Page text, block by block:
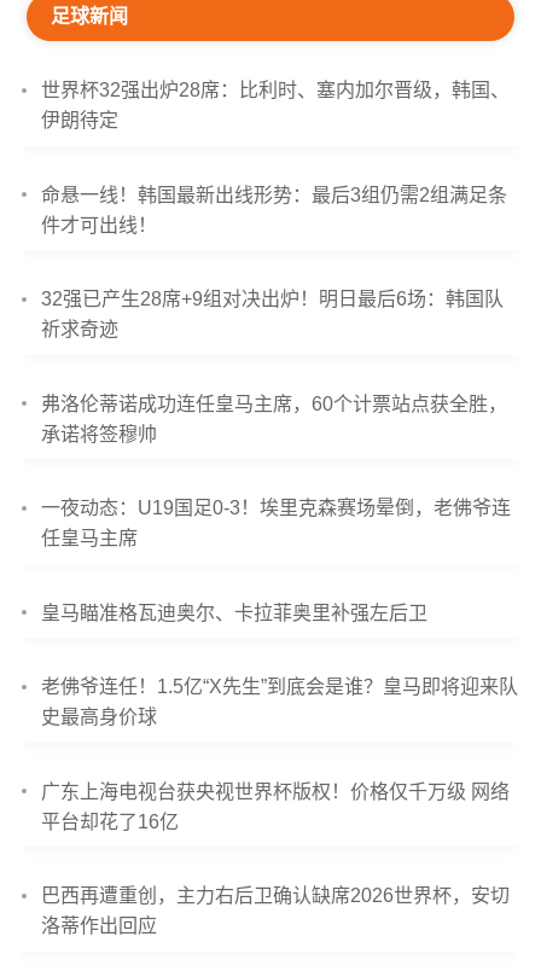
足球新闻
世界杯32强出炉28席：比利时、塞内加尔晋级，韩国、
伊朗待定
命悬一线！韩国最新出线形势：最后3组仍需2组满足条
件才可出线！
32强已产生28席+9组对决出炉！明日最后6场：韩国队
祈求奇迹
弗洛伦蒂诺成功连任皇马主席，60个计票站点获全胜，
承诺将签穆帅
一夜动态：U19国足0-3！埃里克森赛场晕倒，老佛爷连
任皇马主席
皇马瞄准格瓦迪奥尔、卡拉菲奥里补强左后卫
老佛爷连任！1.5亿“X先生”到底会是谁？皇马即将迎来队
史最高身价球
广东上海电视台获央视世界杯版权！价格仅千万级 网络
平台却花了16亿
巴西再遭重创，主力右后卫确认缺席2026世界杯，安切
洛蒂作出回应